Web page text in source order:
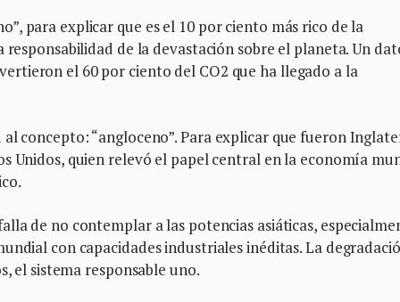
para explicar que es el 10 por ciento más rico de la
de la devastación sobre el planeta. Un
el 60 por ciento del CO2 que ha llegado a la
concepto: “angloceno”. Para explicar que fueron
Unidos, quien relevó el papel central en la economía
de no contemplar a las potencias asiáticas,
con capacidades industriales inéditas. La
el sistema responsable uno.